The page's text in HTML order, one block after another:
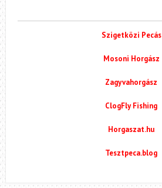
Szigetközi Pecás
Mosoni Horgász
Zagyvahorgász
ClogFly Fishing
Horgaszat.hu
Tesztpeca.blog